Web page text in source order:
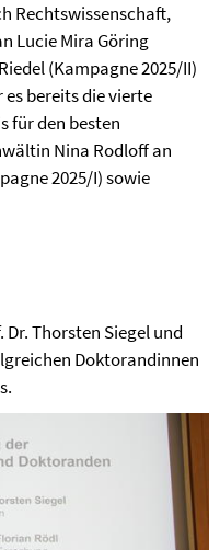
Rechtswissenschaft,
Lucie Mira Göring
(Kampagne 2025/II)
bereits die vierte
für den besten
Nina Rodloff an
2025/I) sowie
Thorsten Siegel und
Doktorandinnen